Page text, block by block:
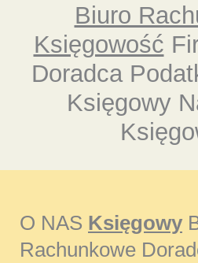
Biuro
Księgowość
Doradca
Księgowy
O NAS Księgowy
Rachunkowe